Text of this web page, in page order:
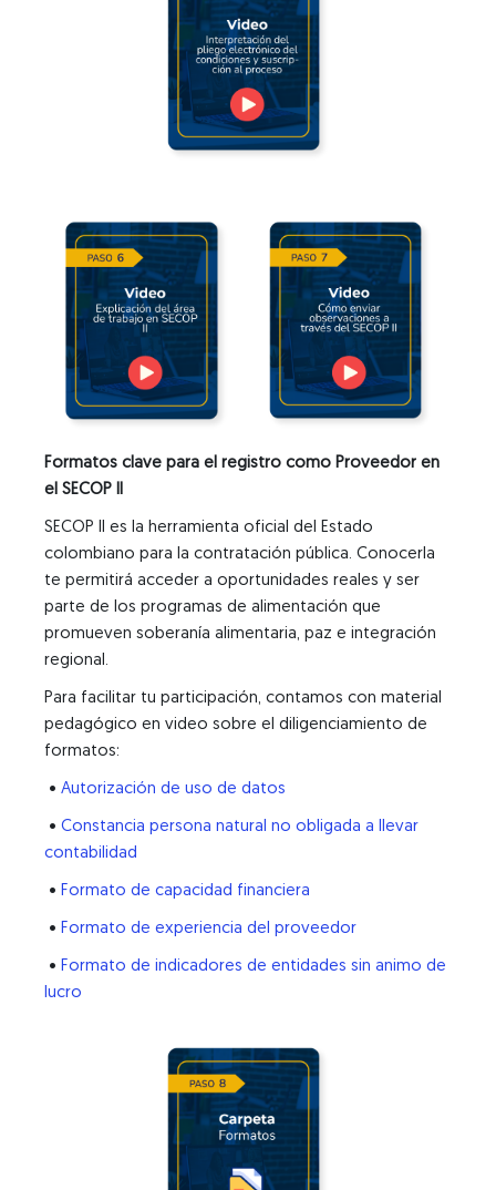
Formatos clave para el registro como Proveedor en
el SECOP II
SECOP II es la herramienta oficial del Estado
colombiano para la contratación pública. Conocerla
te permitirá acceder a oportunidades reales y ser
parte de los programas de alimentación que
promueven soberanía alimentaria, paz e integración
regional.
Para facilitar tu participación, contamos con material
pedagógico en video sobre el diligenciamiento de
formatos:
• Autorización de uso de datos
• Constancia persona natural no obligada a llevar
contabilidad
• Formato de capacidad financiera
• Formato de experiencia del proveedor
• Formato de indicadores de entidades sin animo de
lucro